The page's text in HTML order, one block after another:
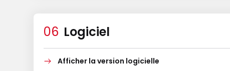
Logiciel
Afficher la version logicielle